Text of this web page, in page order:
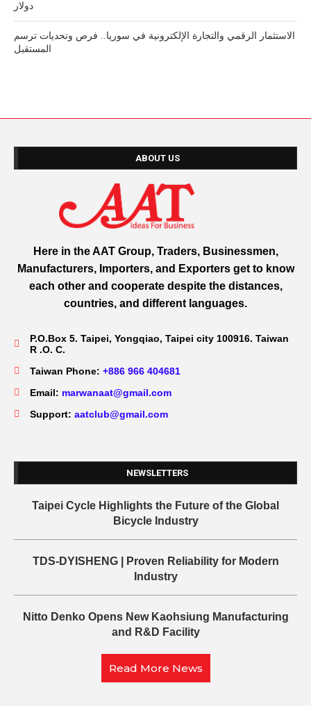
دولار
الاستثمار الرقمي والتجارة الإلكترونية في سوريا.. فرص وتحديات ترسم
المستقبل
ABOUT US
Here in the AAT Group, Traders, Businessmen,
Manufacturers, Importers, and Exporters get to know
each other and cooperate despite the distances,
countries, and different languages.
P.O.Box 5. Taipei, Yongqiao, Taipei city 100916. Taiwan
R .O. C.
Taiwan Phone: +886 966 404681
Email: marwanaat@gmail.com
Support: aatclub@gmail.com
NEWSLETTERS
Taipei Cycle Highlights the Future of the Global
Bicycle Industry
TDS-DYISHENG | Proven Reliability for Modern
Industry
Nitto Denko Opens New Kaohsiung Manufacturing
and R&D Facility
Read More News